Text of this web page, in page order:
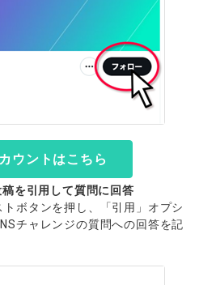
ウントはこちら
を引用して質問に回答
ボタンを押し、「引用」オプシ
チャレンジの質問への回答を記